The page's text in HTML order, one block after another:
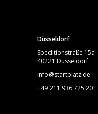
Düsseldorf
Speditionstraße 15a
40221 Düsseldorf
info@startplatz.de
+49 211 936 725 20